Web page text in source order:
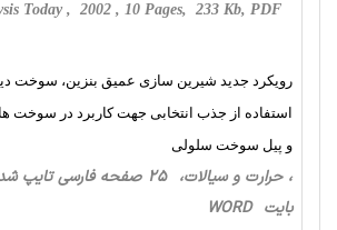
Today , 2002 , 10 Pages, 233 Kb, PDF
رویکرد جدید شیرین سازی عمیق بنزین، سوخت
استفاده از جذب انتخابی جهت کاربرد در سوخت
و پیل سوخت سلولی
بایت WORD